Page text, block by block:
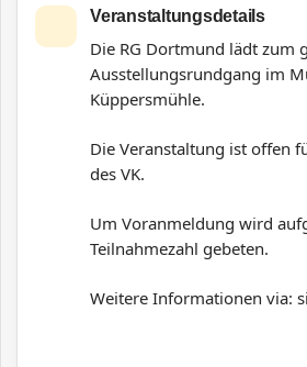
Veranstaltungsdetails
Die RG Dortmund lädt zum
Ausstellungsrundgang im
Küppersmühle.
Die Veranstaltung ist offen
des VK.
Um Voranmeldung wird
Teilnahmezahl gebeten.
Weitere Informationen via: